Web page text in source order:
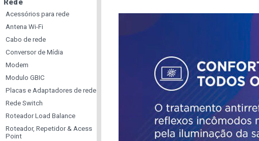
Rede
Acessórios para rede
Antena Wi-Fi
Cabo de rede
Conversor de Mídia
Modem
Modulo GBIC
Placas e Adaptadores de rede
Rede Switch
Roteador Load Balance
Roteador, Repetidor & Acess
Point